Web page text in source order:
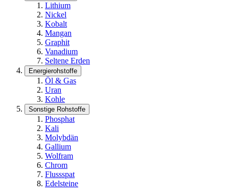
Lithium
Nickel
Kobalt
Mangan
Graphit
Vanadium
Seltene Erden
Energierohstoffe
Öl & Gas
Uran
Kohle
Sonstige Rohstoffe
Phosphat
Kali
Molybdän
Gallium
Wolfram
Chrom
Flussspat
Edelsteine